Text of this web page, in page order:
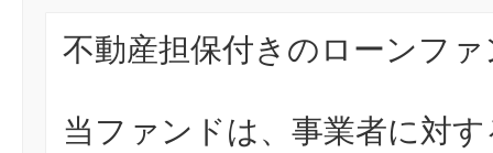
不動産担保付きのローンフ
当ファンドは、事業者に対